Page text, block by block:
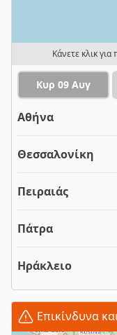
Κάνετε κλικ
Κυρ 09 Αυγ
Αθήνα
Θεσσαλονίκη
Πειραιάς
Πάτρα
Ηράκλειο
Επικίνδυνα